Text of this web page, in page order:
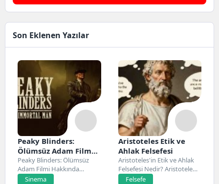
Son Eklenen Yazılar
Peaky Blinders:
Ölümsüz Adam Film
Konusu, Oyuncuları
ve İnceleme
Peaky Blinders: Ölümsüz
Adam Filmi Hakkında
Netflix’te 20 Mart 2026...
Sinema
Aristoteles Etik ve
Ahlak Felsefesi
Aristoteles'in Etik ve Ahlak
Felsefesi Nedir? Aristoteles,
Antik Yunan felsefesinin...
Felsefe